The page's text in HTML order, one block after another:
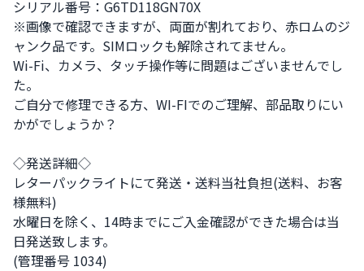
シリアル番号：G6TD118GN70X
※画像で確認できますが、両面が割れており、赤ロムのジ
ャンク品です。SIMロックも解除されてません。
Wi-Fi、カメラ、タッチ操作等に問題はございませんでし
た。
ご自分で修理できる方、WI-FIでのご理解、部品取りにい
かがでしょうか？
◇発送詳細◇
レターパックライトにて発送・送料当社負担(送料、お客
様無料)
水曜日を除く、14時までにご入金確認ができた場合は当
日発送致します。
(管理番号 1034)